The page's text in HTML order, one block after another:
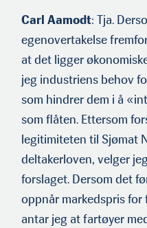
Ole
Austevoll
studerer
styreleder
største
Havet
Carl Aamodt: Tja.
egenovertakelse
at det ligger
jeg industriens behov
som hindrer dem i å
som flåten. Etter­som
legitimiteten til Sjømat
deltakerloven, velger
forslaget. Dersom det
oppnår markedspris for
antar jeg at fartøyer